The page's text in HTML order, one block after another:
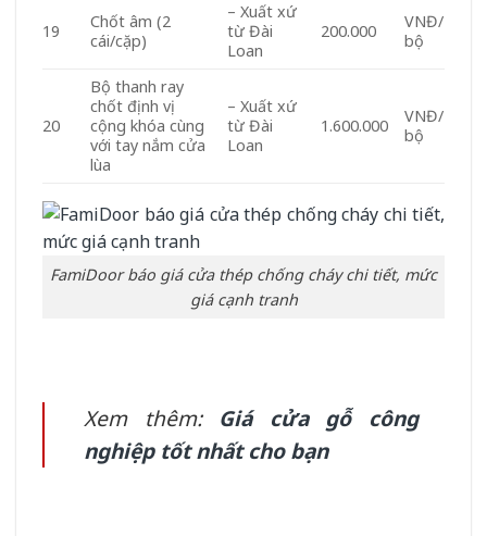
19
Chốt âm (2
cái/cặp)
– Xuất xứ
từ Đài
Loan
200.000
VNĐ/
bộ
20
Bộ thanh ray
chốt định vị
cộng khóa cùng
với tay nắm cửa
lùa
– Xuất xứ
từ Đài
Loan
1.600.000
VNĐ/
bộ
FamiDoor báo giá cửa thép chống cháy chi tiết, mức
giá cạnh tranh
Xem thêm: Giá cửa gỗ công
nghiệp tốt nhất cho bạn